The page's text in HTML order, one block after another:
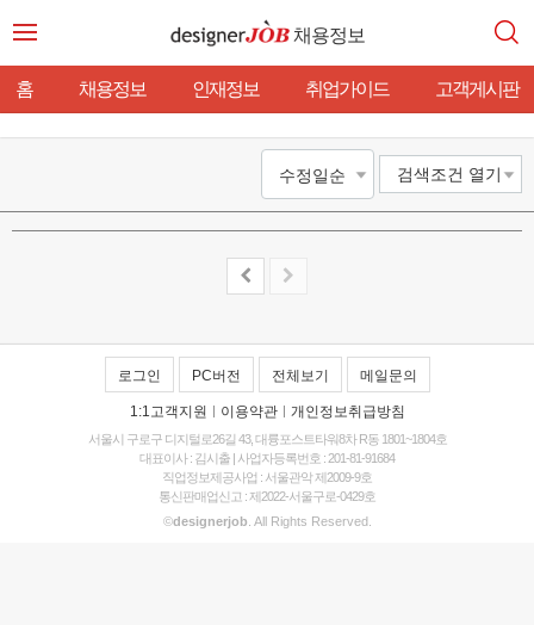
채용정보
홈 채용정보 인재정보 취업가이드 고객게시판
검색조건 열기
로그인 PC버전 전체보기 메일문의
1:1고객지원 | 이용약관 | 개인정보취급방침
서울시 구로구 디지털로26길 43, 대륭포스트타워8차 R동 1801~1804호
대표이사 : 김시출 | 사업자등록번호 : 201-81-91684
직업정보제공사업 : 서울관악 제2009-9호
통신판매업신고 : 제2022-서울구로-0429호
©designerjob . All Rights Reserved.